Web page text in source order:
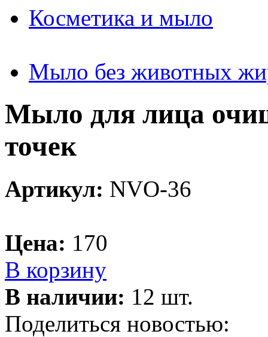
Косметика и мыло
Мыло без животных
Мыло для лица
точек
Артикул: NVO-36
Цена: 170
В корзину
В наличии: 12 шт.
Поделиться новостью: